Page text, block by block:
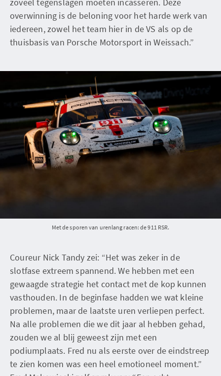
overwinning is de beloning voor het harde werk van
iedereen, zowel het team hier in de VS als op de
thuisbasis van Porsche Motorsport in Weissach.”
Met de sporen van urenlang racen: de 911 RSR.
Coureur Nick Tandy zei: “Het was zeker in de
slotfase extreem spannend. We hebben met een
gewaagde strategie het contact met de kop kunnen
vasthouden. In de beginfase hadden we wat kleine
problemen, maar de laatste uren verliepen perfect.
Na alle problemen die we dit jaar al hebben gehad,
zouden we al blij geweest zijn met een
podiumplaats. Fred nu als eerste over de eindstreep
te zien komen was een heel emotioneel moment.”